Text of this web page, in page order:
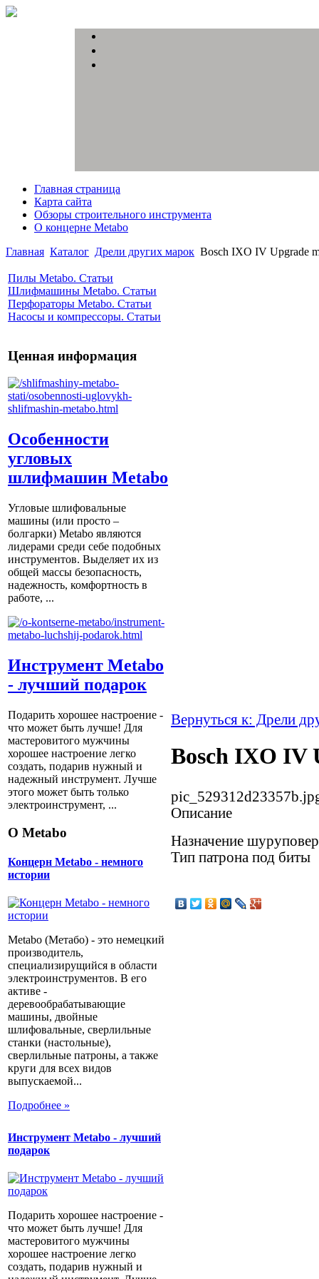
Главная страница
Карта сайта
Обзоры строительного инструмента
О концерне Metabo
Главная Каталог Дрели других марок Bosch IXO IV Upgrade
Пилы Metabo. Статьи
Шлифмашины Metabo. Статьи
Перфораторы Metabo. Статьи
Насосы и компрессоры. Статьи
Ценная информация
Особенности
угловых
шлифмашин Metabo
Угловые шлифовальные
машины (или просто –
болгарки) Мetabo являются
лидерами среди себе подобных
инструментов. Выделяет их из
общей массы безопасность,
надежность, комфортность в
работе, ...
Инструмент Metabo
- лучший подарок
Подарить хорошее настроение -
что может быть лучше! Для
мастеровитого мужчины
хорошее настроение легко
создать, подарив нужный и
надежный инструмент. Лучше
этого может быть только
электроинструмент, ...
О Metabo
Концерн Metabo - немного
истории
Metabo (Метабо) - это немецкий
производитель,
специализирущийся в области
электроинструментов. В его
активе -
деревообрабатывающие
машины, двойные
шлифовальные, сверлильные
станки (настольные),
сверлильные патроны, а также
круги для всех видов
выпускаемой...
Подробнее »
Инструмент Metabo - лучший
подарок
Подарить хорошее настроение -
что может быть лучше! Для
мастеровитого мужчины
хорошее настроение легко
создать, подарив нужный и
Вернуться к: Дрели
Bosch IXO IV
Описание
Назначение
Тип патрона под биты